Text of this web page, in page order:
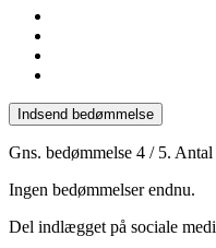
Indsend bedømmelse
Gns. bedømmelse 4 / 5. Antal
Ingen bedømmelser endnu.
Del indlægget på sociale